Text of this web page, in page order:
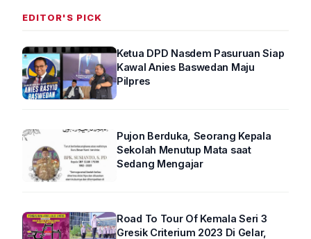
EDITOR'S PICK
Ketua DPD Nasdem Pasuruan Siap
Kawal Anies Baswedan Maju
Pilpres
Pujon Berduka, Seorang Kepala
Sekolah Menutup Mata saat
Sedang Mengajar
Road To Tour Of Kemala Seri 3
Gresik Criterium 2023 Di Gelar,